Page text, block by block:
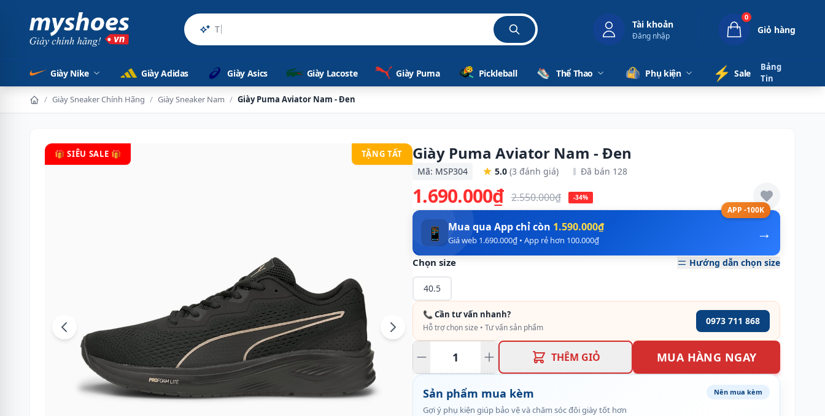
Sản phẩ Tài khoản
Đăng nhập
0
Giỏ hàng
Giày Nike Giày Adidas Giày Asics Giày Lacoste Giày Puma Pickleball Thể Thao Phụ kiện ⚡️ Sale
Bảng
Tin
/ Giày Sneaker Chính Hãng / Giày Sneaker Nam / Giày Puma Aviator Nam - Đen
🎁 SIÊU SALE 🎁 TẶNG TẤT Giày Puma Aviator Nam - Đen
Mã: MSP304 5.0 (3 đánh giá) Đã bán 128
1.690.000₫ 2.550.000₫ -34%
APP -100K
→
📱 Mua qua App chỉ còn 1.590.000₫
Giá web 1.690.000₫ • App rẻ hơn 100.000₫
Chọn size Hướng dẫn chọn size
40.5
📞 Cần tư vấn nhanh?
Hỗ trợ chọn size • Tư vấn sản phẩm
0973 711 868
THÊM GIỎ MUA HÀNG NGAY
Sản phẩm mua kèm
Gợi ý phụ kiện giúp bảo vệ và chăm sóc đôi giày tốt hơn
Nên mua kèm